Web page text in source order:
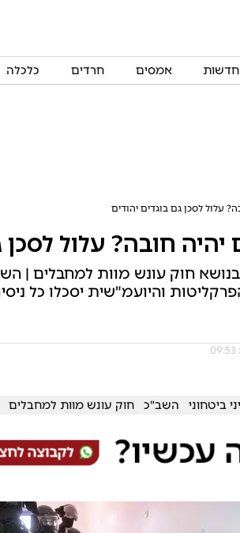
חדשות אמסים חרדים כלכלה
עלול לסכן גם בוגדים יהודים
חובה? עלול לסכן
בנושא חוק עונש מוות למחבלים |
והיועמ"שית יסכלו כל
ביטחוני השב"כ חוק עונש מוות למחבלים